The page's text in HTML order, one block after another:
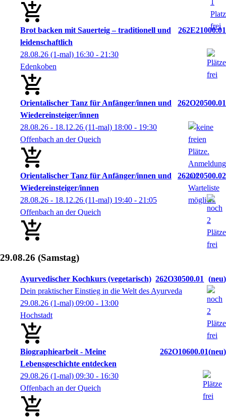
Brot backen mit Sauerteig – traditionell und
leidenschaftlich
262E21000.01
28.08.26 (1-mal) 16:30 - 21:30
Edenkoben
Orientalischer Tanz für Anfänger/innen und
Wiedereinsteiger/innen
262O20500.01
28.08.26 - 18.12.26 (11-mal) 18:00 - 19:30
Offenbach an der Queich
Orientalischer Tanz für Anfänger/innen und
Wiedereinsteiger/innen
262O20500.02
28.08.26 - 18.12.26 (11-mal) 19:40 - 21:05
Offenbach an der Queich
29.08.26 (Samstag)
Ayurvedischer Kochkurs (vegetarisch) 262O30500.01
neu
Dein praktischer Einstieg in die Welt des Ayurveda
29.08.26 (1-mal) 09:00 - 13:00
Hochstadt
Biographiearbeit - Meine
Lebensgeschichte entdecken
262O10600.01 neu
29.08.26 (1-mal) 09:30 - 16:30
Offenbach an der Queich